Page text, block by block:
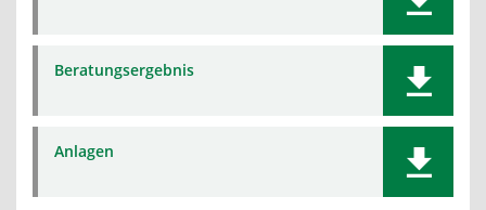
Beratungsergebnis
Anlagen